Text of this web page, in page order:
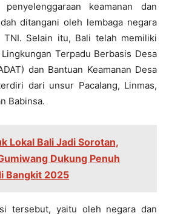
penyelenggaraan keamanan dan
ditangani oleh lembaga negara
TNI. Selain itu, Bali telah memiliki
Terpadu Berbasis Desa
dan Bantuan Keamanan Desa
dari unsur Pacalang, Linmas,
Babinsa.
Lokal Bali Jadi Sorotan,
Dukung Penuh
Bangkit 2025
tersebut, yaitu oleh negara dan